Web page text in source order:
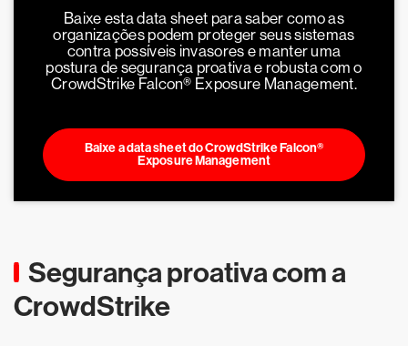
Baixe esta data sheet para saber como as
organizações podem proteger seus sistemas
contra possíveis invasores e manter uma
postura de segurança proativa e robusta com o
CrowdStrike Falcon® Exposure Management.
Baixe a data sheet do CrowdStrike Falcon®
Exposure Management
Segurança proativa com a
CrowdStrike